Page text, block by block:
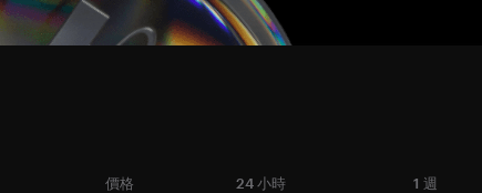
價格 24 小時 1 週